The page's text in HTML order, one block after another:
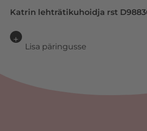
Katrin lehträtikuhoidja rst
Lisa päringusse